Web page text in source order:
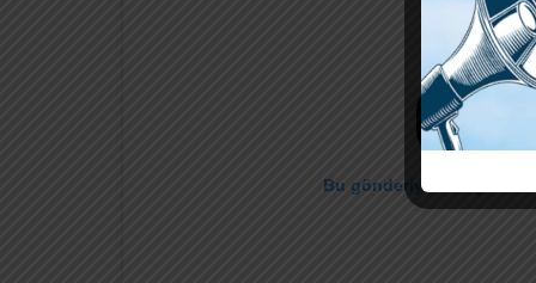
Bu gönderiyi